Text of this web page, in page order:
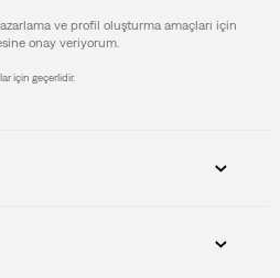
ve profil oluşturma amaçları için
onay veriyorum.
için geçerlidir.